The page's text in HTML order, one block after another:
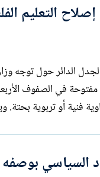
التعليم
المقال الجدل الدائر حول
في الصفوف
فنية أو تربوية
السياسي